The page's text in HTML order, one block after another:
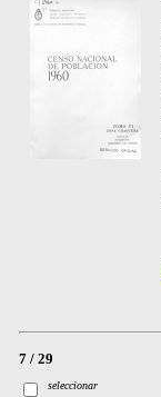
7 / 29
seleccionar